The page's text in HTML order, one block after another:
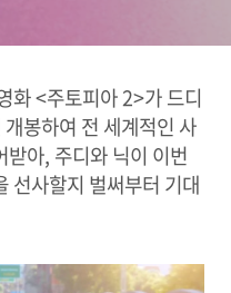
화 <주토피아 2>가 드디
봉하여 전 세계적인 사
아, 주디와 닉이 이번
선사할지 벌써부터 기대